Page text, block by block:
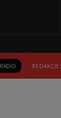
RADIO REDAKCJE: